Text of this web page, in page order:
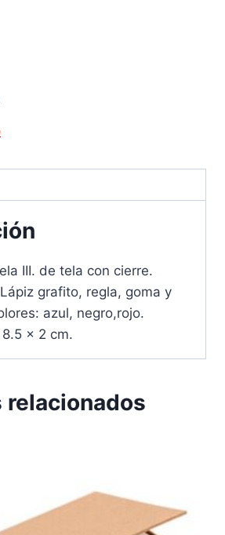
III. de tela con cierre.
grafito, regla, goma y
azul, negro,rojo.
x 2 cm.
relacionados